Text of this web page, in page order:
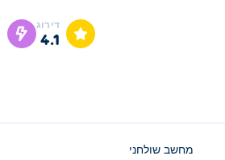
דירוג
4.1
מחשב שולחני